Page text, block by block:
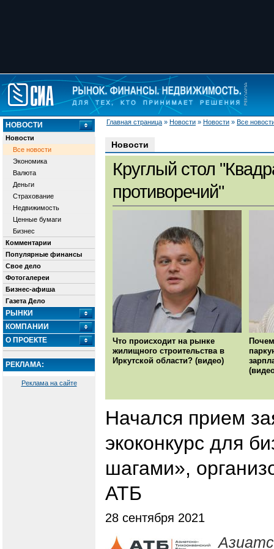
Главная страница » Новости » Новости » Все
НОВОСТИ
Новости
Все новости
Экономика
Валюта
Деньги
Страхование
Недвижимость
Ценные бумаги
Бизнес
Комментарии
Популярные финансы
Свое дело
Фотогалереи
Бизнес-афиша
Газета Дело
РЫНКИ
КОМПАНИИ
О ПРОЕКТЕ
РЕКЛАМА:
Реклама на сайте
Новости
Круглый стол
противоречий"
Что происходит на рынке
жилищного строительства в
Иркутской области? (видео)
Начался прием
экоконкурс для
шагами»,
АТБ
28 сентября 2021